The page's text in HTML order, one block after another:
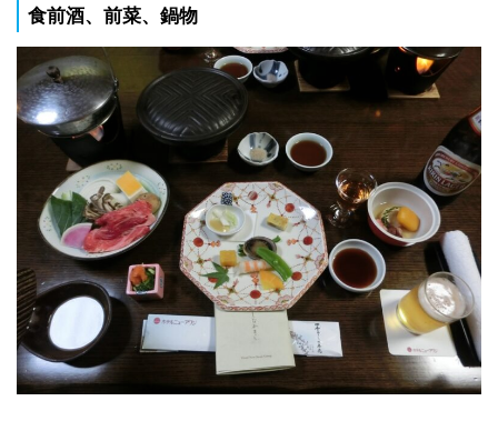
食前酒、前菜、鍋物